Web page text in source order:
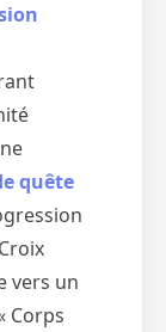
quête
vers un
Corps